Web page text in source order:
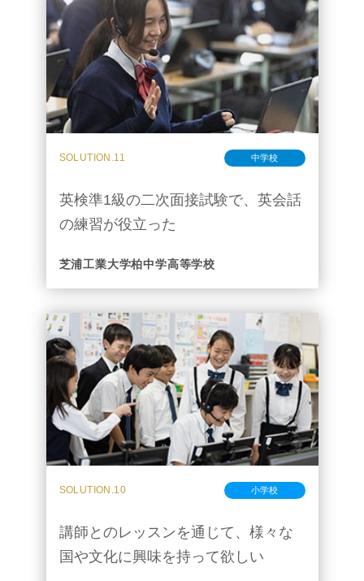
SOLUTION.11 中学校
英検準1級の二次面接試験で、英会話
の練習が役立った
芝浦工業大学柏中学高等学校
SOLUTION.10 小学校
講師とのレッスンを通じて、様々な
国や文化に興味を持って欲しい